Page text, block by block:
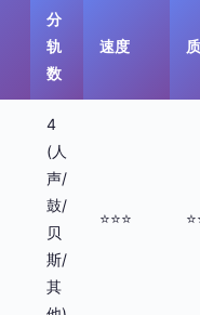
分
轨
数
速度
4
(人
声/
鼓/
贝
斯/
其
⭐⭐⭐